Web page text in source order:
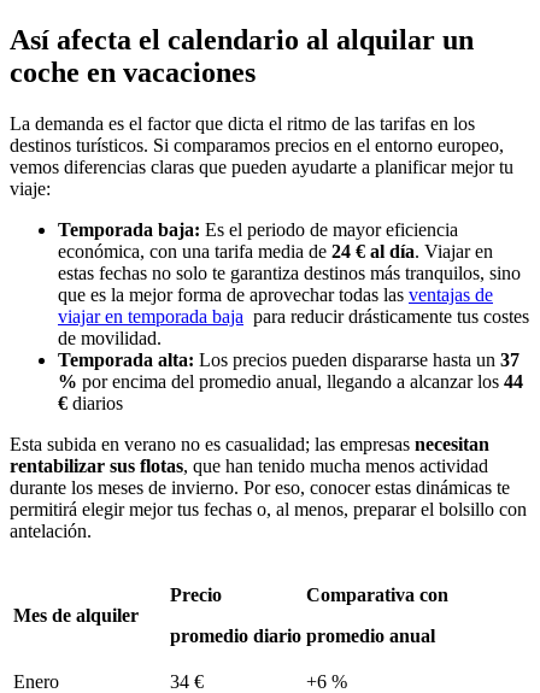
Así afecta el calendario al alquilar un
coche en vacaciones
La demanda es el factor que dicta el ritmo de las tarifas en los
destinos turísticos. Si comparamos precios en el entorno europeo,
vemos diferencias claras que pueden ayudarte a planificar mejor tu
viaje:
Temporada baja: Es el periodo de mayor eficiencia
económica, con una tarifa media de 24 € al día. Viajar en
estas fechas no solo te garantiza destinos más tranquilos, sino
que es la mejor forma de aprovechar todas las ventajas de
viajar en temporada baja para reducir drásticamente tus costes
de movilidad.
Temporada alta: Los precios pueden dispararse hasta un 37
% por encima del promedio anual, llegando a alcanzar los 44
€ diarios
Esta subida en verano no es casualidad; las empresas necesitan
rentabilizar sus flotas, que han tenido mucha menos actividad
durante los meses de invierno. Por eso, conocer estas dinámicas te
permitirá elegir mejor tus fechas o, al menos, preparar el bolsillo con
antelación.
Mes de alquiler
Precio
promedio diario
Comparativa con
promedio anual
Enero 34 €
+6 %